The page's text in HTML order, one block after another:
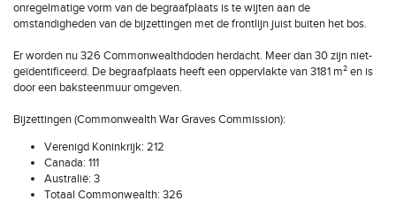
onregelmatige vorm van de begraafplaats is te wijten aan de
omstandigheden van de bijzettingen met de frontlijn juist buiten het bos.
Er worden nu 326 Commonwealthdoden herdacht. Meer dan 30 zijn niet-
geïdentificeerd. De begraafplaats heeft een oppervlakte van 3181 m² en is
door een baksteenmuur omgeven.
Bijzettingen (Commonwealth War Graves Commission):
Verenigd Koninkrijk: 212
Canada: 111
Australië: 3
Totaal Commonwealth: 326